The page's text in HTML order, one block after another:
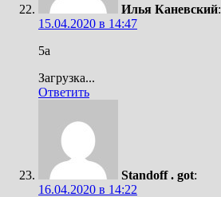
Илья Каневский:
15.04.2020 в 14:47
5а
Загрузка...
Ответить
Standoff . got:
16.04.2020 в 14:22